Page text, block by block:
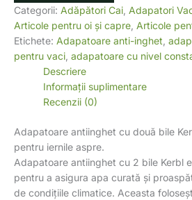
Categorii: Adăpători Cai Adapatori
Articole pentru oi și capre Articole
Etichete: Adapatoare anti-inghet
pentru vaci adapatoare cu nivel
Descriere
Informații suplimentare
Recenzii (0)
Adapatoare antiinghet cu două bile
pentru iernile aspre.
Adapatoare antiinghet cu 2 bile Kerbl
pentru a asigura apa curată și
de condițiile climatice. Aceasta